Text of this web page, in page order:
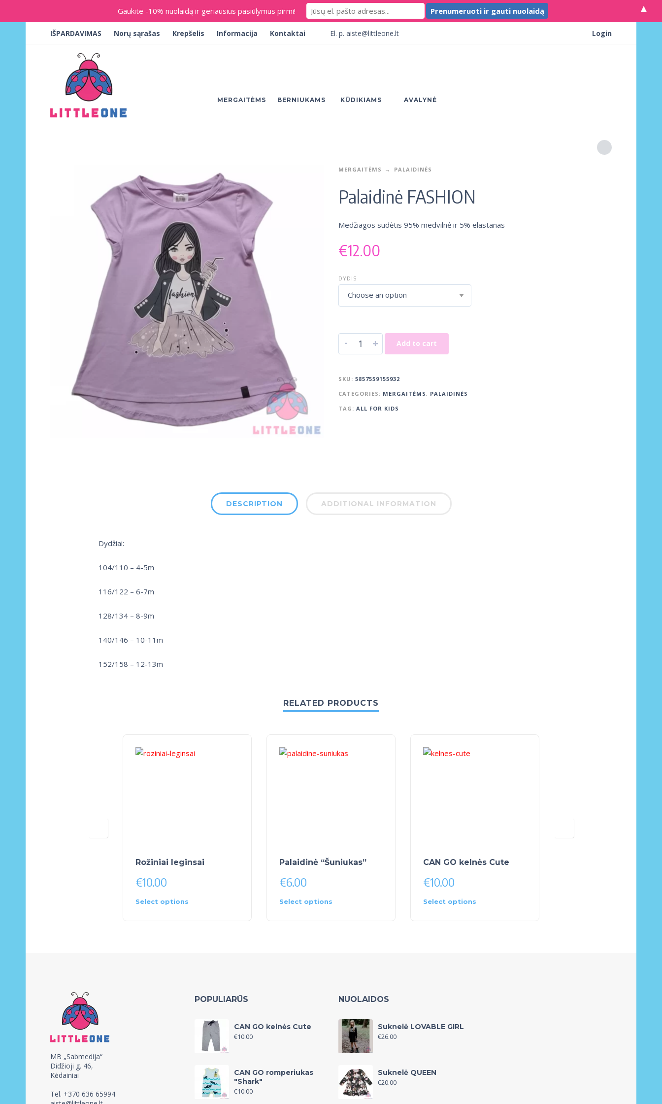
IŠPARDAVIMAS Norų sąrašas Krepšelis Informacija Kontaktai El. p. aiste@littleone.lt Login
MERGAITĖMS BERNIUKAMS KŪDIKIAMS AVALYNĖ
MERGAITĖMS PALAIDINĖS
Palaidinė FASHION
Medžiagos sudėtis 95% medvilnė ir 5% elastanas
€12.00
DYDIS
Choose an option
- + Add to cart
SKU: 5857559155932
CATEGORIES: MERGAITĖMS, PALAIDINĖS
TAG: ALL FOR KIDS
DESCRIPTION ADDITIONAL INFORMATION
Dydžiai:
104/110 – 4-5m
116/122 – 6-7m
128/134 – 8-9m
140/146 – 10-11m
152/158 – 12-13m
RELATED PRODUCTS
Rožiniai leginsai
€10.00
Select options
Palaidinė “Šuniukas”
€6.00
Select options
CAN GO kelnės Cute
€10.00
Select options
MB „Sabmedija“
Didžioji g. 46,
Kėdainiai
Tel. +370 636 65994
POPULIARŪS
CAN GO kelnės Cute
€10.00
CAN GO romperiukas
"Shark"
€10.00
NUOLAIDOS
Suknelė LOVABLE GIRL
€26.00
Suknelė QUEEN
€20.00
Gaukite -10% nuolaidą ir geriausius pasiūlymus pirmi! ▲